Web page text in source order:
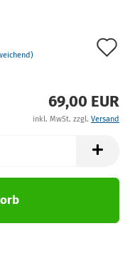
69,00 EUR
inkl. MwSt. zzgl. Versand